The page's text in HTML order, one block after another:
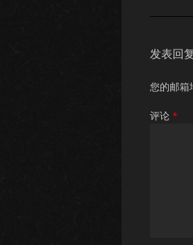
发表回复
您的邮箱
评论 *